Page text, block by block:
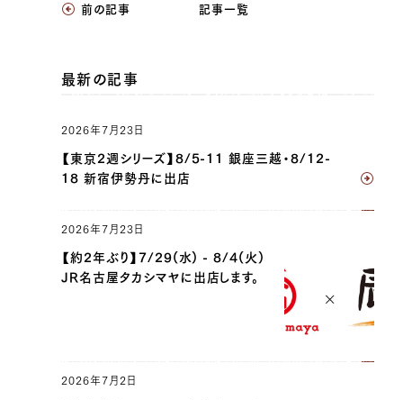
前の記事 記事一覧
最新の記事
2026年7月23日
【東京2週シリーズ】8/5-11 銀座三越・8/12-
18 新宿伊勢丹に出店
2026年7月23日
【約2年ぶり】7/29(水) - 8/4(火)
JR名古屋タカシマヤに出店します。
2026年7月2日